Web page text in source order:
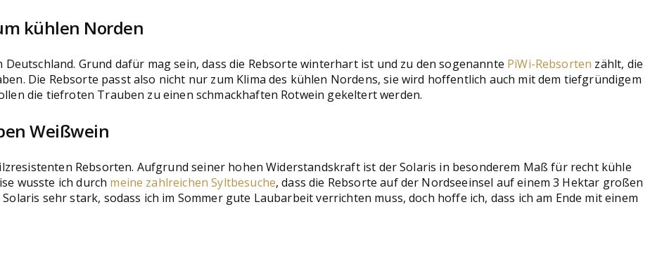
kühlen Norden
Grund dafür mag sein, dass die Rebsorte winterhart ist und zu den sogenannte PiWi-Rebsorten zählt, die
Die Rebsorte passt also nicht nur zum Klima des kühlen Nordens, sie wird hoffentlich auch mit dem tiefgründigem
die tiefroten Trauben zu einen schmackhaften Rotwein gekeltert werden.
Weißwein
Rebsorten. Aufgrund seiner hohen Widerstandskraft ist der Solaris in besonderem Maß für recht kühle
wusste ich durch meine zahlreichen Syltbesuche, dass die Rebsorte auf der Nordseeinsel auf einem 3 Hektar großen
sehr stark, sodass ich im Sommer gute Laubarbeit verrichten muss, doch hoffe ich, dass ich am Ende mit einem